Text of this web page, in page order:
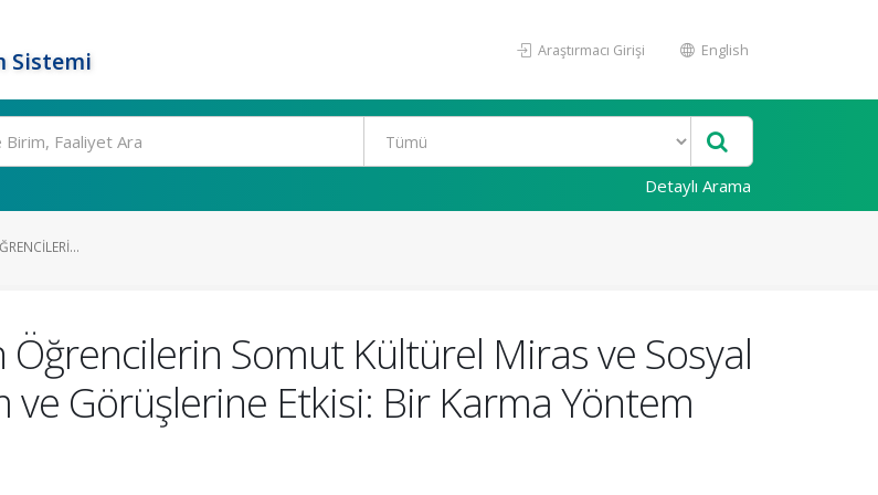
Sistemi
Araştırmacı Girişi English
Detaylı Arama
Öğrencilerin Somut Kültürel Miras ve Sosyal
Görüşlerine Etkisi: Bir Karma Yöntem